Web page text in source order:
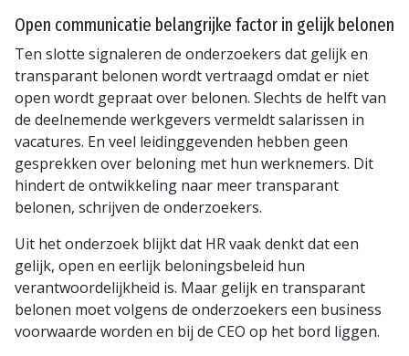
Open communicatie belangrijke factor in gelijk belonen
Ten slotte signaleren de onderzoekers dat gelijk en
transparant belonen wordt vertraagd omdat er niet
open wordt gepraat over belonen. Slechts de helft van
de deelnemende werkgevers vermeldt salarissen in
vacatures. En veel leidinggevenden hebben geen
gesprekken over beloning met hun werknemers. Dit
hindert de ontwikkeling naar meer transparant
belonen, schrijven de onderzoekers.
Uit het onderzoek blijkt dat HR vaak denkt dat een
gelijk, open en eerlijk beloningsbeleid hun
verantwoordelijkheid is. Maar gelijk en transparant
belonen moet volgens de onderzoekers een business
voorwaarde worden en bij de CEO op het bord liggen.